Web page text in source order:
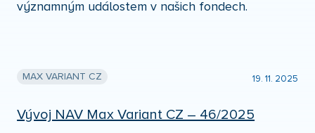
významným událostem v našich fondech.
MAX VARIANT CZ 19. 11. 2025
Vývoj NAV Max Variant CZ – 46/2025